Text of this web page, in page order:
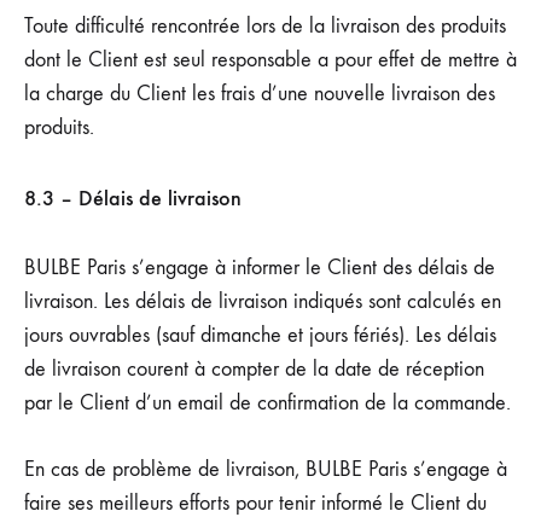
Toute difficulté rencontrée lors de la livraison des produits
dont le Client est seul responsable a pour effet de mettre à
la charge du Client les frais d’une nouvelle livraison des
produits.
8.3 – Délais de livraison
BULBE Paris s’engage à informer le Client des délais de
livraison. Les délais de livraison indiqués sont calculés en
jours ouvrables (sauf dimanche et jours fériés). Les délais
de livraison courent à compter de la date de réception
par le Client d’un email de confirmation de la commande.
En cas de problème de livraison, BULBE Paris s’engage à
faire ses meilleurs efforts pour tenir informé le Client du